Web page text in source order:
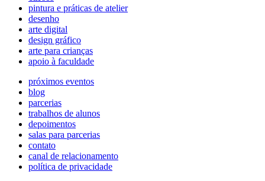
pintura e práticas de atelier
desenho
arte digital
design gráfico
arte para crianças
apoio à faculdade
próximos eventos
blog
parcerias
trabalhos de alunos
depoimentos
salas para parcerias
contato
canal de relacionamento
política de privacidade